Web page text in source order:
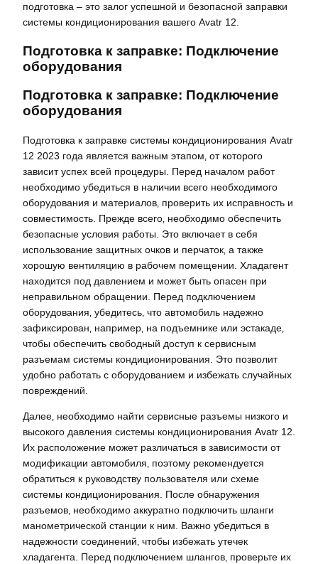
подготовка – это залог успешной и безопасной заправки
системы кондиционирования вашего Avatr 12.
Подготовка к заправке: Подключение
оборудования
Подготовка к заправке: Подключение
оборудования
Подготовка к заправке системы кондиционирования Avatr
12 2023 года является важным этапом‚ от которого
зависит успех всей процедуры. Перед началом работ
необходимо убедиться в наличии всего необходимого
оборудования и материалов‚ проверить их исправность и
совместимость. Прежде всего‚ необходимо обеспечить
безопасные условия работы. Это включает в себя
использование защитных очков и перчаток‚ а также
хорошую вентиляцию в рабочем помещении. Хладагент
находится под давлением и может быть опасен при
неправильном обращении. Перед подключением
оборудования‚ убедитесь‚ что автомобиль надежно
зафиксирован‚ например‚ на подъемнике или эстакаде‚
чтобы обеспечить свободный доступ к сервисным
разъемам системы кондиционирования. Это позволит
удобно работать с оборудованием и избежать случайных
повреждений.
Далее‚ необходимо найти сервисные разъемы низкого и
высокого давления системы кондиционирования Avatr 12.
Их расположение может различаться в зависимости от
модификации автомобиля‚ поэтому рекомендуется
обратиться к руководству пользователя или схеме
системы кондиционирования. После обнаружения
разъемов‚ необходимо аккуратно подключить шланги
манометрической станции к ним. Важно убедиться в
надежности соединений‚ чтобы избежать утечек
хладагента. Перед подключением шлангов‚ проверьте их